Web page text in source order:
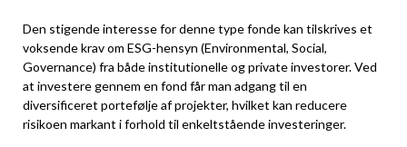
Den stigende interesse for denne type fonde kan tilskrives et
voksende krav om ESG-hensyn (Environmental, Social,
Governance) fra både institutionelle og private investorer. Ved
at investere gennem en fond får man adgang til en
diversificeret portefølje af projekter, hvilket kan reducere
risikoen markant i forhold til enkeltstående investeringer.